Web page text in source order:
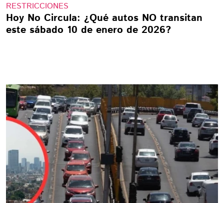
RESTRICCIONES
Hoy No Circula: ¿Qué autos NO transitan
este sábado 10 de enero de 2026?